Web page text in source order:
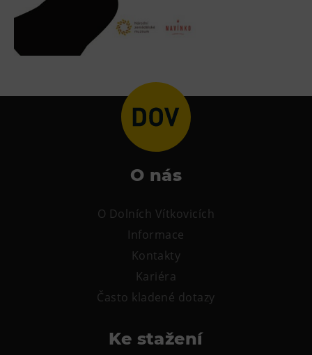
FUTURE café
Hotel VP1
Narozeninové oslavy
Kroužky pro děti
O nás
O Dolních Vítkovicích
Informace
Kontakty
Kariéra
Často kladené dotazy
Ke stažení